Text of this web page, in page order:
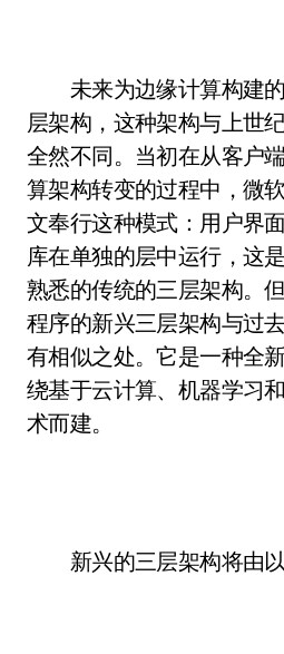
未来为边缘计算构建的
层架构，这种架构与上世
全然不同。当初在从客户
算架构转变的过程中，微
文奉行这种模式：用户界
库在单独的层中运行，这
熟悉的传统的三层架构。
程序的新兴三层架构与过
有相似之处。它是一种全
绕基于云计算、机器学习
术而建。
新兴的三层架构将由以